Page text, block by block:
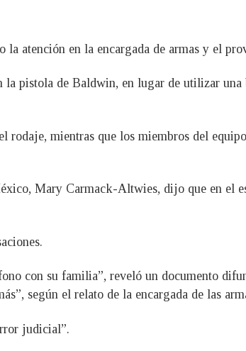
atención en la encargada de armas y el
pistola de Baldwin, en lugar de utilizar una
rodaje, mientras que los miembros del
Mary Carmack-Altwies, dijo que en el
con su familia”, reveló un documento
según el relato de la encargada de las
judicial”.